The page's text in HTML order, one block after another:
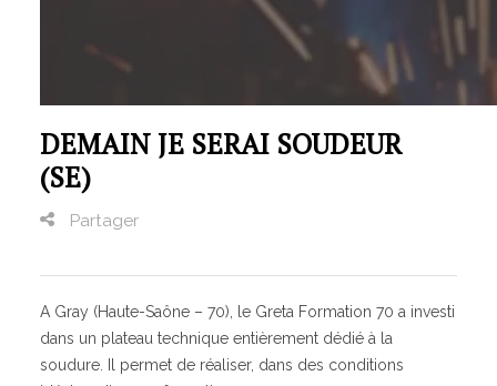
Sciences humaines, langues, pédagogie, information
GRETA-CFA de Besançon
GRETA-CFA du Haut-Doubs
GRETA-CFA JURA
PROCHAINES FORMATIONS
Pré-inscription aux formations en Franche-Comté
DEMAIN JE SERAI SOUDEUR
(SE)
Partager
A Gray (Haute-Saône – 70), le Greta Formation 70 a investi
dans un plateau technique entièrement dédié à la
soudure. Il permet de réaliser, dans des conditions